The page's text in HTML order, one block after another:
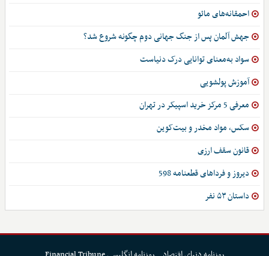
احمقانه‌های مائو
جهش آلمان پس از جنگ جهانی دوم چگونه شروع شد؟
سواد به‌معنای توانایی درک دنیاست
آموزش پولشویی
معرفی 5 مرکز خرید اسپیکر در تهران
سکس، مواد مخدر و بیت‌کوین
قانون سقف ارزی
دیروز و فرداهای قطعنامه 598
داستان ۵۳ نفر